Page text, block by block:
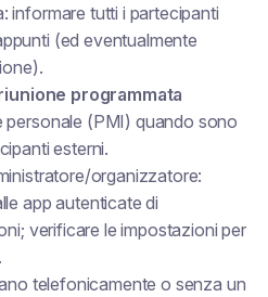
informare tutti i partecipanti
(ed eventualmente
programmata
personale (PMI) quando sono
esterni.
organizzatore:
app autenticate di
verificare le impostazioni per
telefonicamente o senza un